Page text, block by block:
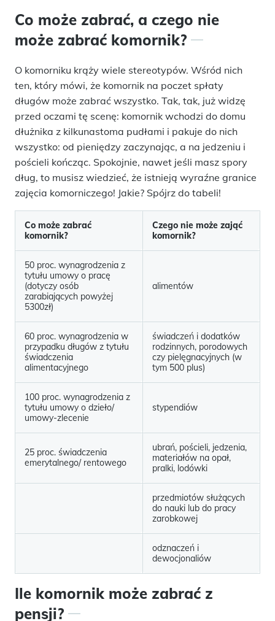
Co może zabrać, a czego nie
może zabrać komornik?
O komorniku krąży wiele stereotypów. Wśród nich
ten, który mówi, że komornik na poczet spłaty
długów może zabrać wszystko. Tak, tak, już widzę
przed oczami tę scenę: komornik wchodzi do domu
dłużnika z kilkunastoma pudłami i pakuje do nich
wszystko: od pieniędzy zaczynając, a na jedzeniu i
pościeli kończąc. Spokojnie, nawet jeśli masz spory
dług, to musisz wiedzieć, że istnieją wyraźne granice
zajęcia komorniczego! Jakie? Spójrz do tabeli!
Co może zabrać
komornik?
Czego nie może zająć
komornik?
50 proc. wynagrodzenia z
tytułu umowy o pracę
(dotyczy osób
zarabiających powyżej
5300zł)
alimentów
60 proc. wynagrodzenia w
przypadku długów z tytułu
świadczenia
alimentacyjnego
świadczeń i dodatków
rodzinnych, porodowych
czy pielęgnacyjnych (w
tym 500 plus)
100 proc. wynagrodzenia z
tytułu umowy o dzieło/
umowy-zlecenie
stypendiów
25 proc. świadczenia
emerytalnego/ rentowego
ubrań, pościeli, jedzenia,
materiałów na opał,
pralki, lodówki
przedmiotów służących
do nauki lub do pracy
zarobkowej
odznaczeń i
dewocjonaliów
Ile komornik może zabrać z
pensji?